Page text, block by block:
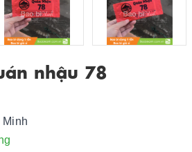
nhậu 78
Minh